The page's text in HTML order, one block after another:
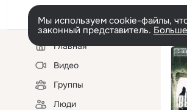
Мы используем cookie-файлы,
законный представитель.
Левая
колонкаГлавная
Видео
Группы
Люди